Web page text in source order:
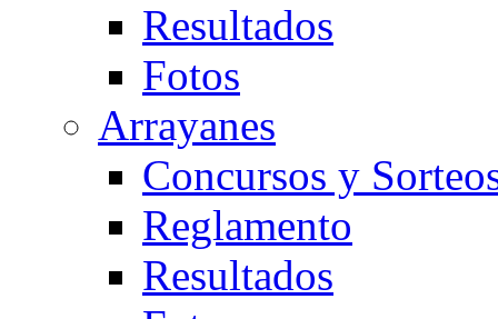
Resultados
Fotos
Arrayanes
Concursos y
Reglamento
Resultados